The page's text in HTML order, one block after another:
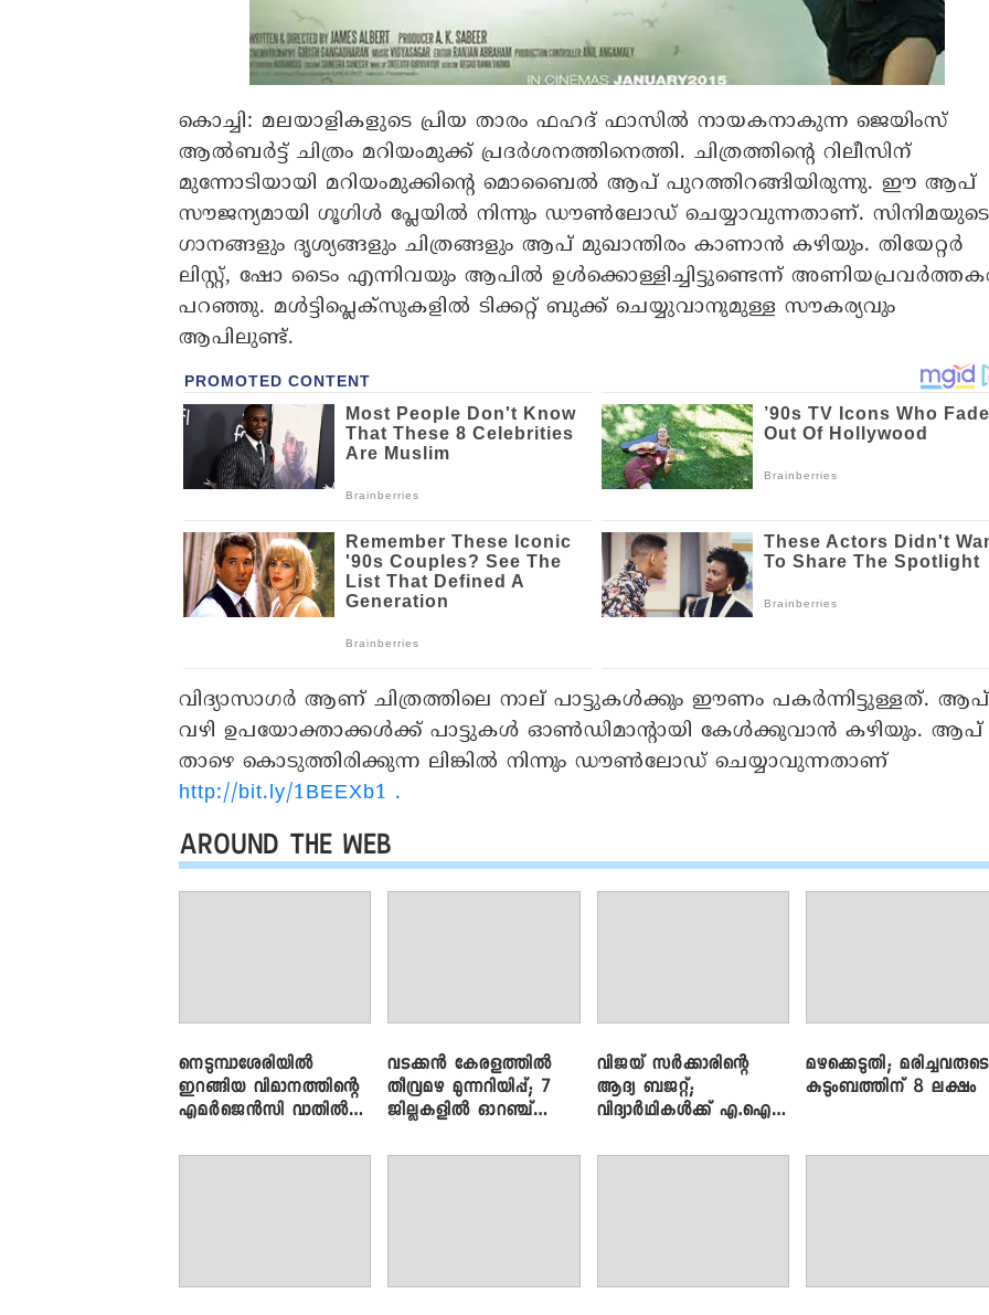
കൊച്ചി: മലയാളികളുടെ പ്രിയ താരം ഫഹദ് ഫാസിൽ നായകനാകുന്ന ജെയിംസ്
ആൽബർട്ട് ചിത്രം മറിയംമുക്ക് പ്രദർശനത്തിനെത്തി. ചിത്രത്തിന്റെ റിലീസിന്
മുന്നോടിയായി മറിയംമുക്കിന്റെ മൊബൈൽ ആപ് പുറത്തിറങ്ങിയിരുന്നു. ഈ ആപ്
സൗജന്യമായി ഗൂഗിൾ പ്ലേയിൽ നിന്നും ഡൗൺലോഡ് ചെയ്യാവുന്നതാണ്. സിനിമയുടെ
ഗാനങ്ങളും ദൃശ്യങ്ങളും ചിത്രങ്ങളും ആപ് മുഖാന്തിരം കാണാൻ കഴിയും. തിയേറ്റർ
ലിസ്റ്റ്, ഷോ ടൈം എന്നിവയും ആപിൽ ഉൾക്കൊള്ളിച്ചിട്ടുണ്ടെന്ന്
പറഞ്ഞു. മൾട്ടിപ്ലെക്‌സുകളിൽ ടിക്കറ്റ് ബുക്ക് ചെയ്യുവാനുമുള്ള സൗകര്യവും
ആപിലുണ്ട്.
വിദ്യാസാഗർ ആണ് ചിത്രത്തിലെ നാല് പാട്ടുകൾക്കും ഈണം പകർന്നിട്ടുള്ളത്. ആപ്
വഴി ഉപയോക്താക്കൾക്ക് പാട്ടുകൾ ഓൺഡിമാന്റായി കേൾക്കുവാൻ കഴിയും. ആപ്
താഴെ കൊടുത്തിരിക്കുന്ന ലിങ്കിൽ നിന്നും ഡൗൺലോഡ് ചെയ്യാവുന്നതാണ്
http://bit.ly/1BEEXb1 .
AROUND THE WEB
നെടുമ്പാശേരിയിൽ
ഇറങ്ങിയ വിമാനത്തിന്റെ
എമർജെൻസി വാതിൽ
വടക്കൻ കേരളത്തിൽ
തീവ്രമഴ മുന്നറിയിപ്പ്; 7
ജില്ലകളിൽ ഓറഞ്ച്
വിജയ് സർക്കാരിന്റെ
ആദ്യ ബജറ്റ്;
വിദ്യാർഥികൾക്ക് എ.ഐ
ലാപ്ടോപ്പുകളും
മഴക്കെടുതി; മരിച്ചവരുടെ
കുടുംബത്തിന് 8 ലക്ഷം